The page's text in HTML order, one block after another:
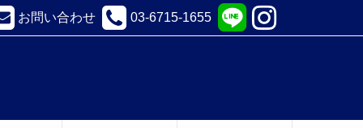
お問い合わせ 03-6715-1655